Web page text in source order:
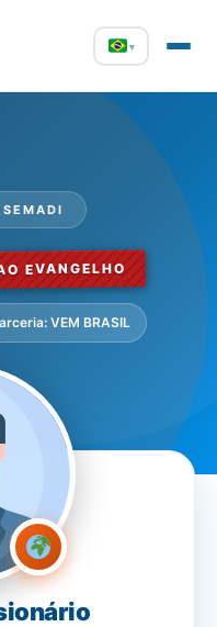
▾
EVANGELHO
VEM BRASIL